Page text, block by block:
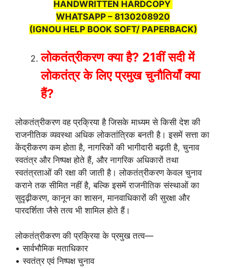
HANDWRITTEN HARDCOPY
WHATSAPP – 8130208920
(IGNOU HELP BOOK SOFT/ PAPERBACK)
लोकतंत्रीकरण क्या है? 21वीं सदी में
लोकतंत्र के लिए प्रमुख चुनौतियाँ क्या
हैं?
लोकतंत्रीकरण वह प्रक्रिया है जिसके माध्यम से किसी देश की
राजनीतिक व्यवस्था अधिक लोकतांत्रिक बनती है। इसमें सत्ता का
केंद्रीकरण कम होता है, नागरिकों की भागीदारी बढ़ती है, चुनाव
स्वतंत्र और निष्पक्ष होते हैं, और नागरिक अधिकारों तथा
स्वतंत्रताओं की रक्षा की जाती है। लोकतंत्रीकरण केवल चुनाव
कराने तक सीमित नहीं है, बल्कि इसमें राजनीतिक संस्थाओं का
सुदृढ़ीकरण, कानून का शासन, मानवाधिकारों की सुरक्षा और
पारदर्शिता जैसे तत्व भी शामिल होते हैं।
लोकतंत्रीकरण की प्रक्रिया के प्रमुख तत्व—
• सार्वभौमिक मताधिकार
• स्वतंत्र एवं निष्पक्ष चुनाव